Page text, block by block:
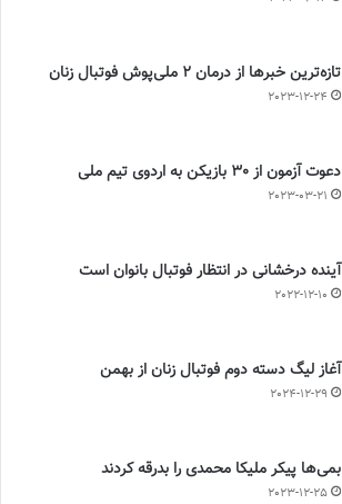
تازه‌ترین خبرها از درمان ۲ ملی‌پوش فوتبال زنان
2023-12-24
دعوت آزمون از 30 بازیکن به اردوی تیم ملی
2023-03-21
آینده درخشانی در انتظار فوتبال بانوان است
2022-12-10
آغاز لیگ دسته دوم فوتبال زنان از بهمن
2024-12-29
بمی‌ها پیکر ملیکا محمدی را بدرقه کردند
2023-12-25